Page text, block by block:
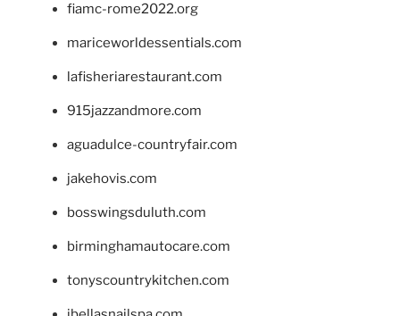
fiamc-rome2022.org
mariceworldessentials.com
lafisheriarestaurant.com
915jazzandmore.com
aguadulce-countryfair.com
jakehovis.com
bosswingsduluth.com
birminghamautocare.com
tonyscountrykitchen.com